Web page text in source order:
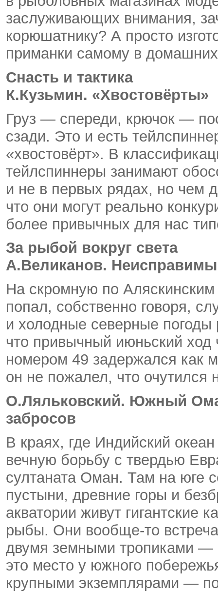
заслуживающих внимания,
корюшатнику? А просто
приманки самому в
Снасть и тактика
К.Кузьмин. «Хвостовёрты»
Груз — спереди, крючок —
сзади. Это и есть
«хвостовёрт». В
тейлспиннеры занимают
и не в первых рядах, но чем
что они могут реально
более привычных для нас
За рыбой вокруг света
А.Великанов.
На скромную по
попал, собственно говоря,
и холодные северные погоды
что привычный июньский
номером 49 задержался как
он не пожалел, что очутился
О.Ляльковский. Южный
забросов
В краях, где Индийский
вечную борьбу с твердью
султаната Оман. Там на юге
пустыни, древние горы и
акватории живут гигантские
рыбы. Они вообще-то
двумя земными тропиками
это место у южного
крупными экземплярами —